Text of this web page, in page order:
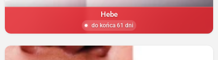
Hebe
do końca 61 dni